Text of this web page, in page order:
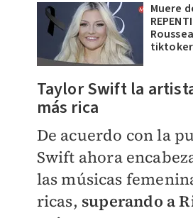
Muere
tiktoker
Taylor Swift la
más rica
De acuerdo con la
Swift ahora
las músicas
ricas, superando a